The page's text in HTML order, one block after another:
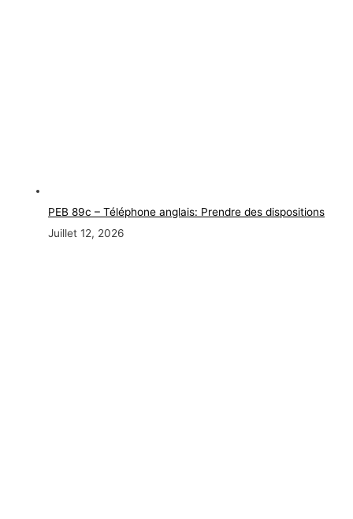
PEB 89c – Téléphone anglais: Prendre des dispositions
Juillet 12, 2026